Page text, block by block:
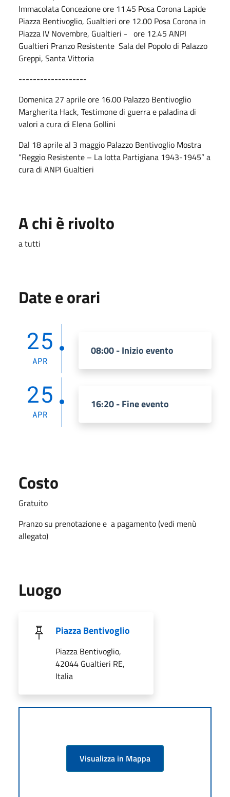
Immacolata Concezioneore 11.45 Posa Corona Lapide
Piazza Bentivoglio, Gualtieri ore 12.00 Posa Corona in
Piazza IV Novembre, Gualtieri - ore 12.45 ANPI
Gualtieri Pranzo Resistente Saladel Popolo di Palazzo
Greppi, Santa Vittoria
-------------------
Domenica 27 aprile ore 16.00 Palazzo Bentivoglio
Margherita Hack, Testimone di guerra e paladina di
valori a cura di Elena Gollini
Dal 18 aprile al 3 maggio Palazzo Bentivoglio Mostra
“Reggio Resistente – La lotta Partigiana 1943-1945”a
cura di ANPI Gualtieri
A chi è rivolto
a tutti
Date e orari
25
APR
08:00 - Inizio evento
25
APR
16:20 - Fine evento
Costo
Gratuito
Pranzo su prenotazione e a pagamento (vedi menù
allegato)
Luogo
Piazza Bentivoglio
Piazza Bentivoglio,
42044 Gualtieri RE,
Italia
Visualizza in Mappa